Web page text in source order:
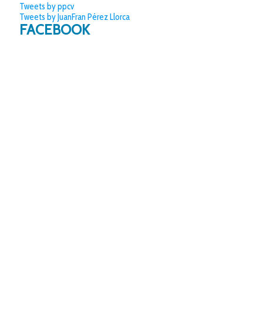
Tweets by ppcv
Tweets by JuanFran Pérez Llorca
FACEBOOK